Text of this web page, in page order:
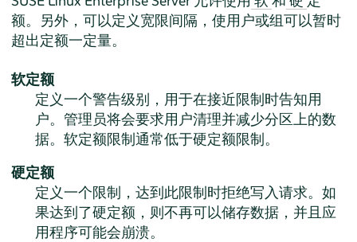
额。另外，可以定义宽限间隔，使用户或组可以暂时
超出定额一定量。
软定额
定义一个警告级别，用于在接近限制时告知用
户。管理员将会要求用户清理并减少分区上的数
据。软定额限制通常低于硬定额限制。
硬定额
定义一个限制，达到此限制时拒绝写入请求。如
果达到了硬定额，则不再可以储存数据，并且应
用程序可能会崩溃。